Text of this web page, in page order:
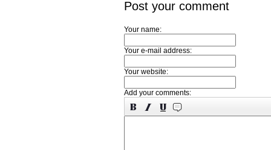
Post your comment
Your name:
Your e-mail address:
Your website:
Add your comments: